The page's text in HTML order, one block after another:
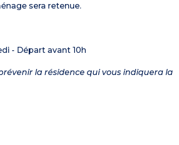
sera retenue.
- Départ avant 10h
la résidence qui vous indiquera la